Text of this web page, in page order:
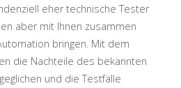
eher technische Tester
aber mit Ihnen zusammen
bringen. Mit dem
die Nachteile des bekannten
und die Testfälle